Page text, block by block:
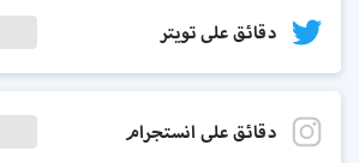
دقائق على تويتر
دقائق على انستجرام